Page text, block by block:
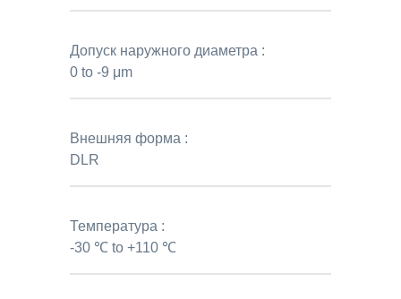
Допуск наружного диаметра :
0 to -9 μm
Внешняя форма :
DLR
Температура :
-30 ℃ to +110 ℃